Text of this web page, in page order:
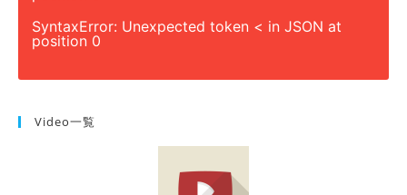
SyntaxError: Unexpected token < in JSON at
position 0
Video一覧